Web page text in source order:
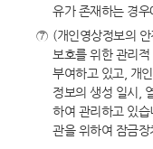
유가 존재하는 경
⑦ (개인영상정보의
보호를 위한 관리
부여하고 있고, 개
정보의 생성 일시,
하여 관리하고 있
관을 위하여 잠금